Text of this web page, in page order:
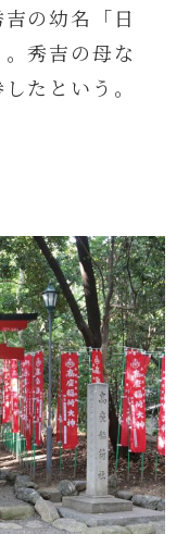
の幼名「日
秀吉の母な
たという。